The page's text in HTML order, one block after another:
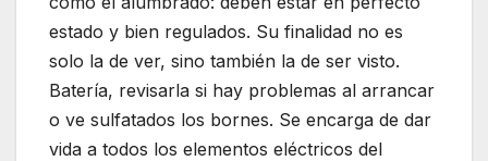
estado y bien regulados. Su finalidad no es
solo la de ver, sino también la de ser visto.
Batería, revisarla si hay problemas al arrancar
o ve sulfatados los bornes. Se encarga de dar
vida a todos los elementos eléctricos del